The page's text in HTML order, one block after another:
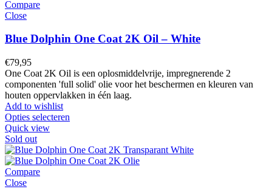
Compare
Close
Blue Dolphin One Coat 2K Oil – White
€79,95
One Coat 2K Oil is een oplosmiddelvrije, impregnerende 2
componenten 'full solid' olie voor het beschermen en kleuren van
houten oppervlakken in één laag.
Add to wishlist
Opties selecteren
Quick view
Sold out
Compare
Close